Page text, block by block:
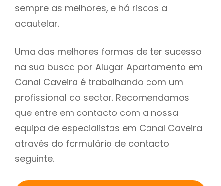
sempre as melhores, e há riscos a
acautelar.
Uma das melhores formas de ter sucesso
na sua busca por Alugar Apartamento em
Canal Caveira é trabalhando com um
profissional do sector. Recomendamos
que entre em contacto com a nossa
equipa de especialistas em Canal Caveira
através do formulário de contacto
seguinte.